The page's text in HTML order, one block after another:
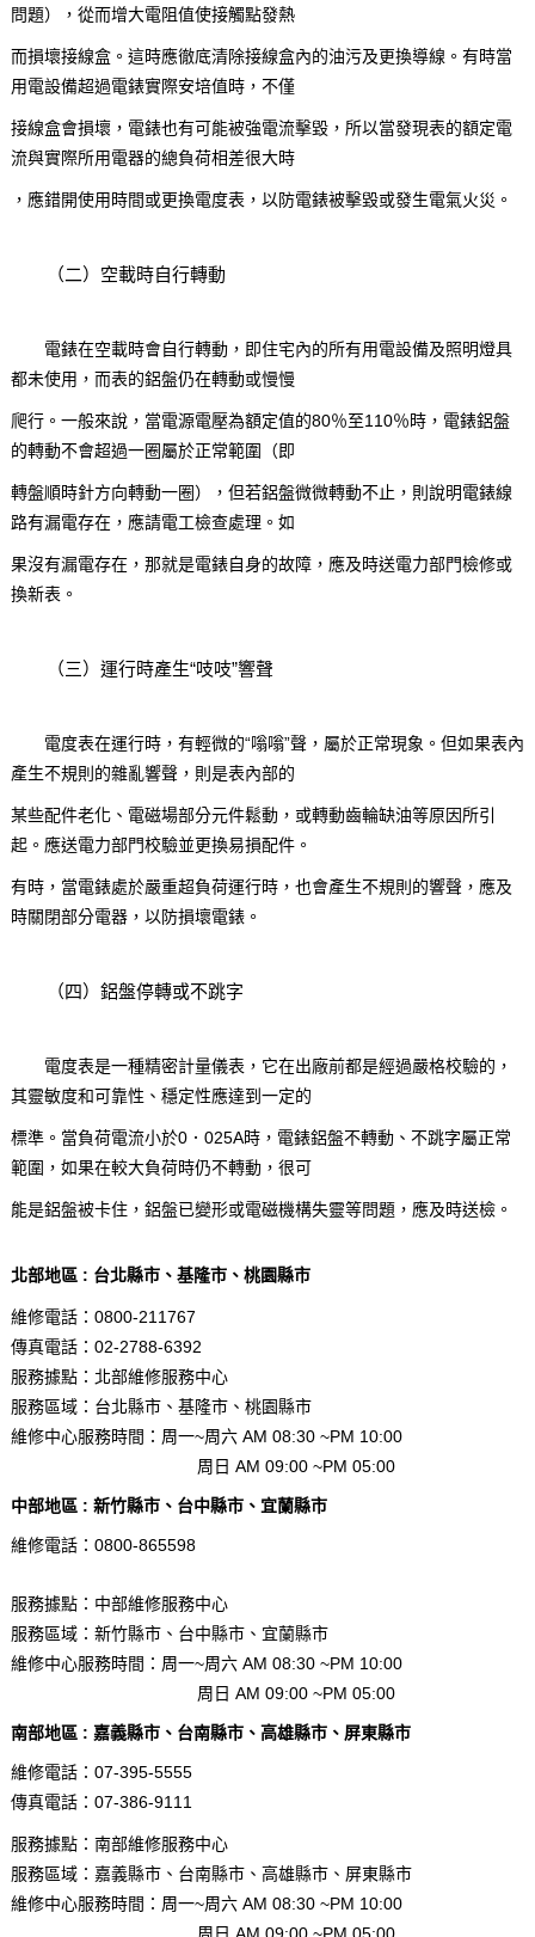
問題），從而增大電阻值使接觸點發熱
而損壞接線盒。這時應徹底清除接線盒內的油污及更換導線。有時當
用電設備超過電錶實際安培值時，不僅
接線盒會損壞，電錶也有可能被強電流擊毀，所以當發現表的額定電
流與實際所用電器的總負荷相差很大時
，應錯開使用時間或更換電度表，以防電錶被擊毀或發生電氣火災。
（二）空載時自行轉動
電錶在空載時會自行轉動，即住宅內的所有用電設備及照明燈具
都未使用，而表的鋁盤仍在轉動或慢慢
爬行。一般來說，當電源電壓為額定值的80％至110％時，電錶鋁盤
的轉動不會超過一圈屬於正常範圍（即
轉盤順時針方向轉動一圈），但若鋁盤微微轉動不止，則說明電錶線
路有漏電存在，應請電工檢查處理。如
果沒有漏電存在，那就是電錶自身的故障，應及時送電力部門檢修或
換新表。
（三）運行時產生“吱吱”響聲
電度表在運行時，有輕微的“嗡嗡”聲，屬於正常現象。但如果表內
產生不規則的雜亂響聲，則是表內部的
某些配件老化、電磁場部分元件鬆動，或轉動齒輪缺油等原因所引
起。應送電力部門校驗並更換易損配件。
有時，當電錶處於嚴重超負荷運行時，也會產生不規則的響聲，應及
時關閉部分電器，以防損壞電錶。
（四）鋁盤停轉或不跳字
電度表是一種精密計量儀表，它在出廠前都是經過嚴格校驗的，
其靈敏度和可靠性、穩定性應達到一定的
標準。當負荷電流小於0．025A時，電錶鋁盤不轉動、不跳字屬正常
範圍，如果在較大負荷時仍不轉動，很可
能是鋁盤被卡住，鋁盤已變形或電磁機構失靈等問題，應及時送檢。
北部地區 : 台北縣市、基隆市、桃園縣市
維修電話：0800-211767
傳真電話： 02-2788-6392
服務據點：北部維修服務中心
服務區域：台北縣市、基隆市、桃園縣市
維修中心服務時間：周一~周六 AM 08:30 ~PM 10:00
周日 AM 09:00 ~PM 05:00
中部地區 : 新竹縣市、台中縣市、宜蘭縣市
維修電話：0800-865598
服務據點：中部維修服務中心
服務區域：新竹縣市、台中縣市、宜蘭縣市
維修中心服務時間：周一~周六 AM 08:30 ~PM 10:00
周日 AM 09:00 ~PM 05:00
南部地區 : 嘉義縣市、台南縣市、高雄縣市、屏東縣市
維修電話： 07-395-5555
傳真電話： 07-386-9111
服務據點：南部維修服務中心
服務區域：嘉義縣市、台南縣市、高雄縣市、屏東縣市
維修中心服務時間：周一~周六 AM 08:30 ~PM 10:00